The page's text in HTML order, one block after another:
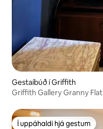
Gestaíbúð í Griffith
Griffith Gallery Granny Flat
Í uppáhaldi hjá gestum